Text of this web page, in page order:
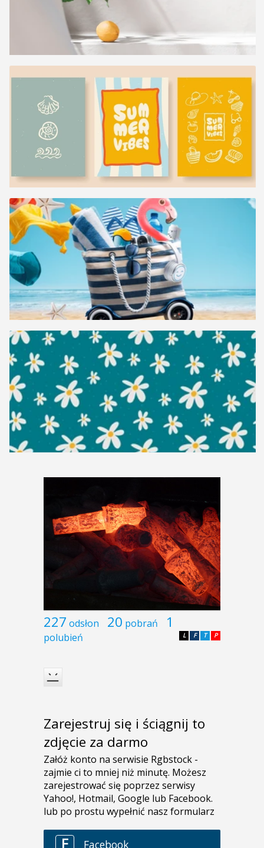
227 odsłon 20 pobrań 1
polubień P
T
F
L
Zarejestruj się i ściągnij to
zdjęcie za darmo